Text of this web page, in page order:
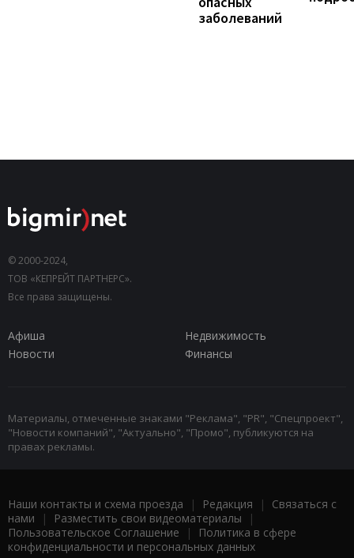
заболеваний
© 2000-2024,
ТОВ «КЕПРЕЙТ ПАРТНЕРС».
Все права защищены.
Афиша
Недвижимость
Новости
Финансы
Материалы, отмеченные знаками "Реклама", "PR", "Спецпроект",
"Новости компаний", "Актуально", "Промо", публикуются на
правах рекламы.
Наши контакты и схема проезда | Редакция | Связаться с
нами | Разместить свои видеоматериалы |
Пользовательское Соглашение |
Политика в сфере
конфиденциальности и персональных данных